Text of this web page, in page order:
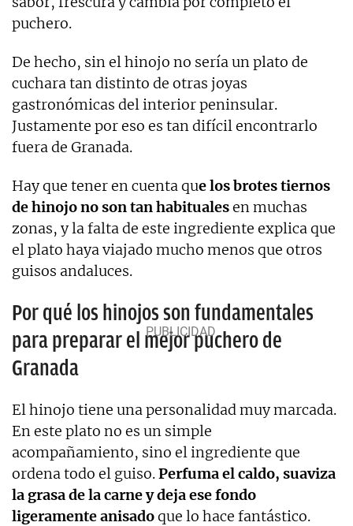
puchero.
De hecho, sin el hinojo no sería un plato de
cuchara tan distinto de otras joyas
gastronómicas del interior peninsular.
Justamente por eso es tan difícil encontrarlo
fuera de Granada.
Hay que tener en cuenta que los brotes tiernos
de hinojo no son tan habitualesen muchas
zonas, y la falta de este ingrediente explica que
el plato haya viajado mucho menos que otros
guisos andaluces.
Por qué los hinojos son fundamentales
para preparar el mejor puchero de
Granada
El hinojo tiene una personalidad muy marcada.
En este plato no es un simple
acompañamiento, sino el ingrediente que
ordena todo el guiso.Perfuma el caldo, suaviza
la grasa de la carne y deja ese fondo
ligeramente anisadoque lo hace fantástico.